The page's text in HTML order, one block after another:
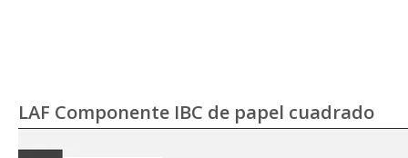
LAF Componente IBC de papel cuadrado